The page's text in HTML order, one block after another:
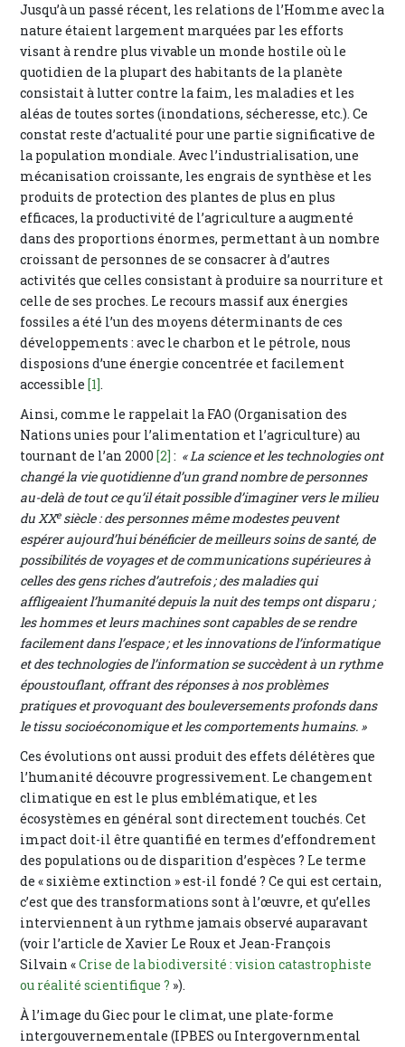
Jusqu’à un passé récent, les relations de l’Homme avec la
nature étaient largement marquées par les efforts
visant à rendre plus vivable un monde hostile où le
quotidien de la plupart des habitants de la planète
consistait à lutter contre la faim, les maladies et les
aléas de toutes sortes (inondations, sécheresse, etc.). Ce
constat reste d’actualité pour une partie significative de
la population mondiale. Avec l’industrialisation, une
mécanisation croissante, les engrais de synthèse et les
produits de protection des plantes de plus en plus
efficaces, la productivité de l’agriculture a augmenté
dans des proportions énormes, permettant à un nombre
croissant de personnes de se consacrer à d’autres
activités que celles consistant à produire sa nourriture et
celle de ses proches. Le recours massif aux énergies
fossiles a été l’un des moyens déterminants de ces
développements : avec le charbon et le pétrole, nous
disposions d’une énergie concentrée et facilement
accessible[1].
Ainsi, comme le rappelait la FAO (Organisation des
Nations unies pour l’alimentation et l’agriculture) au
tournant de l’an 2000[2] : « La science et les technologies ont
changé la vie quotidienne d’un grand nombre de personnes
au-delà de tout ce qu’il était possible d’imaginer vers le milieu
du XXesiècle : des personnes même modestes peuvent
espérer aujourd’hui bénéficier de meilleurs soins de santé, de
possibilités de voyages et de communications supérieures à
celles des gens riches d’autrefois ; des maladies qui
affligeaient l’humanité depuis la nuit des temps ont disparu ;
les hommes et leurs machines sont capables de se rendre
facilement dans l’espace ; et les innovations de l’informatique
et des technologies de l’information se succèdent à un rythme
époustouflant, offrant des réponses à nos problèmes
pratiques et provoquant des bouleversements profonds dans
le tissu socioéconomique et les comportements humains. »
Ces évolutions ont aussi produit des effets délétères que
l’humanité découvre progressivement. Le changement
climatique en est le plus emblématique, et les
écosystèmes en général sont directement touchés. Cet
impact doit-il être quantifié en termes d’effondrement
des populations ou de disparition d’espèces ? Le terme
de « sixième extinction » est-il fondé ? Ce qui est certain,
c’est que des transformations sont à l’œuvre, et qu’elles
interviennent à un rythme jamais observé auparavant
(voir l’article de Xavier Le Roux et Jean-François
Silvain «Crise de la biodiversité : vision catastrophiste
ou réalité scientifique ? »).
À l’image du Giec pour le climat, une plate-forme
intergouvernementale (IPBES ou Intergovernmental